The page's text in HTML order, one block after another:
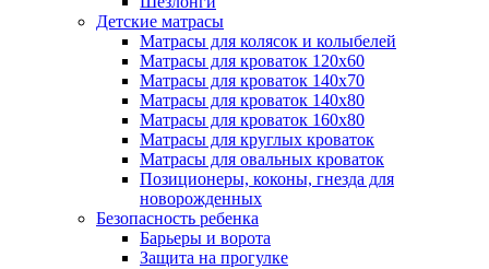
Детские матрасы
Матрасы для колясок и колыбелей
Матрасы для кроваток 120х60
Матрасы для кроваток 140х70
Матрасы для кроваток 140х80
Матрасы для кроваток 160х80
Матрасы для круглых кроваток
Матрасы для овальных кроваток
Позиционеры, коконы, гнезда для
новорожденных
Безопасность ребенка
Барьеры и ворота
Защита на прогулке